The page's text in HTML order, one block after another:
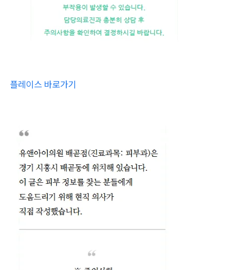
플레이스 바로가기